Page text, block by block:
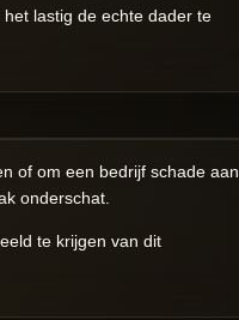
lastig de echte dader te
of om een bedrijf schade aan
onderschat.
te krijgen van dit